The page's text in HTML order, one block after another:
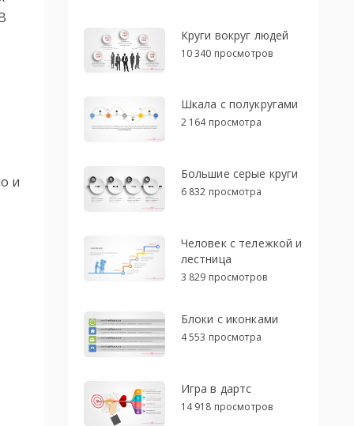
и
Круги вокруг людей
10 340 просмотров
Шкала с полукругами
2 164 просмотра
Большие серые круги
6 832 просмотра
Человек с тележкой и
лестница
3 829 просмотров
Блоки с иконками
4 553 просмотра
Игра в дартс
14 918 просмотров